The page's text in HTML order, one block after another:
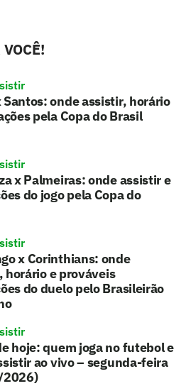
Santos: onde assistir, horário
pela Copa do Brasil
x Palmeiras: onde assistir e
do jogo pela Copa do
x Corinthians: onde
horário e prováveis
do duelo pelo Brasileirão
hoje: quem joga no futebol e
ao vivo – segunda-feira